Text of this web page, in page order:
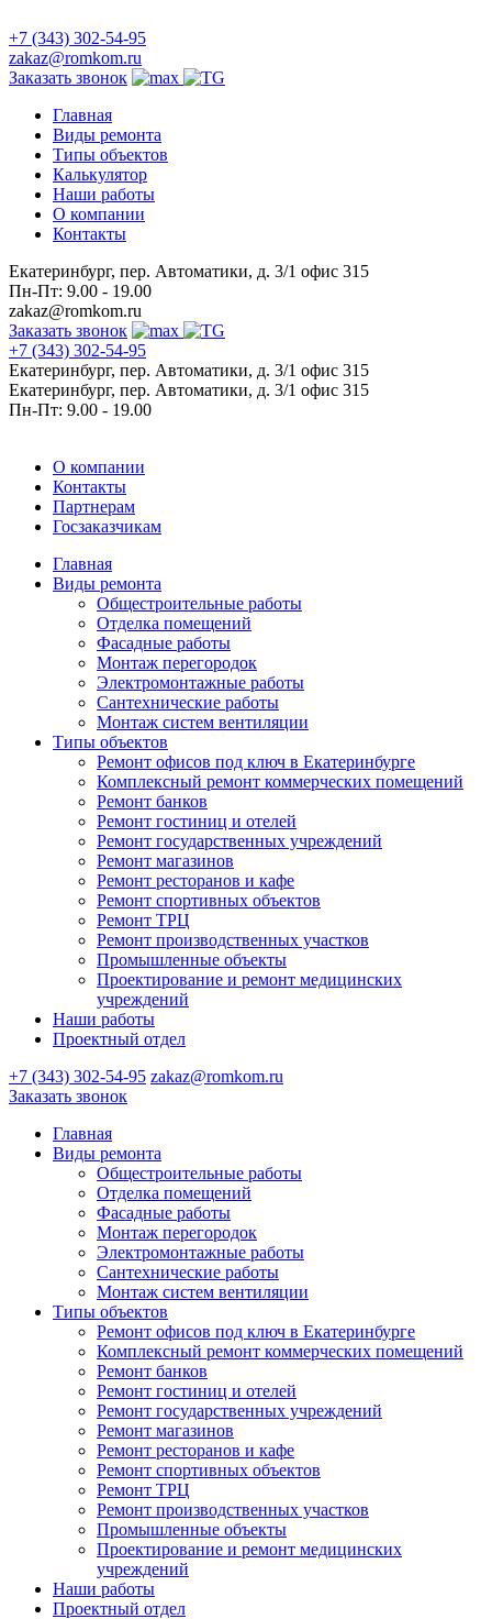
+7 (343) 302-54-95
zakaz@romkom.ru
Заказать звонок
Главная
Виды ремонта
Типы объектов
Калькулятор
Наши работы
О компании
Контакты
Екатеринбург, пер. Автоматики, д. 3/1 офис 315
Пн-Пт: 9.00 - 19.00
zakaz@romkom.ru
Заказать звонок
+7 (343) 302-54-95
Екатеринбург, пер. Автоматики, д. 3/1 офис 315
Екатеринбург, пер. Автоматики, д. 3/1 офис 315
Пн-Пт: 9.00 - 19.00
О компании
Контакты
Партнерам
Госзаказчикам
Главная
Виды ремонта
Общестроительные работы
Отделка помещений
Фасадные работы
Монтаж перегородок
Электромонтажные работы
Сантехнические работы
Монтаж систем вентиляции
Типы объектов
Ремонт офисов под ключ в Екатеринбурге
Комплексный ремонт коммерческих помещений
Ремонт банков
Ремонт гостиниц и отелей
Ремонт государственных учреждений
Ремонт магазинов
Ремонт ресторанов и кафе
Ремонт спортивных объектов
Ремонт ТРЦ
Ремонт производственных участков
Промышленные объекты
Проектирование и ремонт медицинских
учреждений
Наши работы
Проектный отдел
+7 (343) 302-54-95 zakaz@romkom.ru
Заказать звонок
Главная
Виды ремонта
Общестроительные работы
Отделка помещений
Фасадные работы
Монтаж перегородок
Электромонтажные работы
Сантехнические работы
Монтаж систем вентиляции
Типы объектов
Ремонт офисов под ключ в Екатеринбурге
Комплексный ремонт коммерческих помещений
Ремонт банков
Ремонт гостиниц и отелей
Ремонт государственных учреждений
Ремонт магазинов
Ремонт ресторанов и кафе
Ремонт спортивных объектов
Ремонт ТРЦ
Ремонт производственных участков
Промышленные объекты
Проектирование и ремонт медицинских
учреждений
Наши работы
Проектный отдел